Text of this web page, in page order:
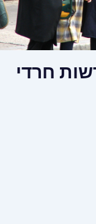
חרדי